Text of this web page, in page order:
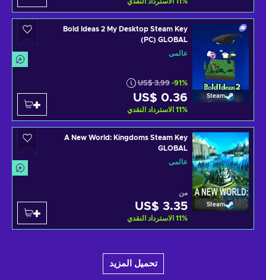
Steam
Bold Ideas 2 My Desktop Steam Key
(PC) GLOBAL
عالمي
US$ 3.99 -91%
US$ 0.36
11% الاسترداد النقدي
Steam
A New World: Kingdoms Steam Key
GLOBAL
عالمي
من
US$ 3.35
11% الاسترداد النقدي
تحميل المزيد